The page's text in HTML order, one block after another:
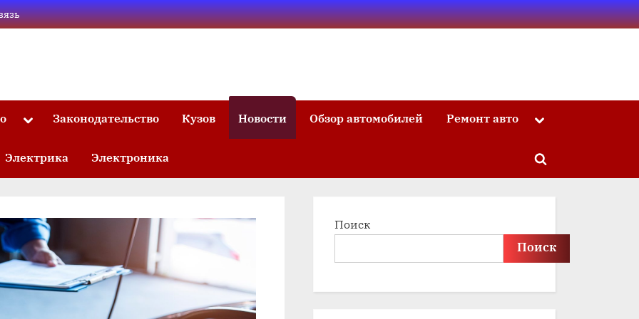
ToggleЗаконодательство Кузов Новости Обзор автомобилей Ремонт авто Toggle
Электрика Электроника
Toggle
Поиск
Поиск